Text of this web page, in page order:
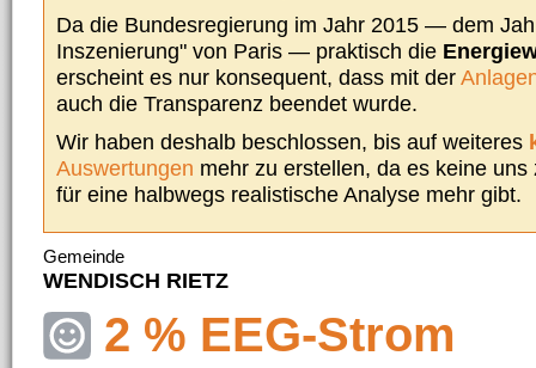
Da die Bundesregierung im Jahr 2015 — dem
Inszenierung" von Paris — praktisch die
erscheint es nur konsequent, dass mit der
auch die Transparenz beendet wurde.
Wir haben deshalb beschlossen, bis auf weiteres
Auswertungen mehr zu erstellen, da es keine
für eine halbwegs realistische Analyse mehr gibt.
Gemeinde
WENDISCH RIETZ
2 % EEG-Strom